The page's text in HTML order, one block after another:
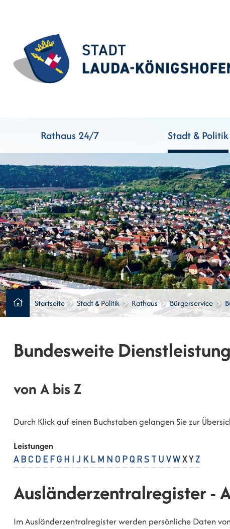
Rathaus 24/7 Stadt & Politik
Startseite Stadt & Politik Rathaus Bürgerservice
Bundesweite
von A bis Z
Durch Klick auf einen Buchstaben gelangen Sie zur
Leistungen
A B C D E F G H J K L M N O P Q R S U V W X Y Z
Ausländerzentralregister -
Im Ausländerzentralregister werden persönliche Daten